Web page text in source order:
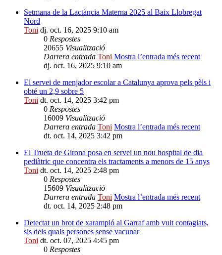
Setmana de la Lactància Materna 2025 al Baix Llobregat
Nord
Toni dj. oct. 16, 2025 9:10 am
0 Respostes
20655 Visualització
Darrera entrada Toni Mostra l’entrada més recent
dj. oct. 16, 2025 9:10 am
El servei de menjador escolar a Catalunya aprova pels pèls i
obté un 2,9 sobre 5
Toni dt. oct. 14, 2025 3:42 pm
0 Respostes
16009 Visualització
Darrera entrada Toni Mostra l’entrada més recent
dt. oct. 14, 2025 3:42 pm
El Trueta de Girona posa en servei un nou hospital de dia
pediàtric que concentra els tractaments a menors de 15 anys
Toni dt. oct. 14, 2025 2:48 pm
0 Respostes
15609 Visualització
Darrera entrada Toni Mostra l’entrada més recent
dt. oct. 14, 2025 2:48 pm
Detectat un brot de xarampió al Garraf amb vuit contagiats,
sis dels quals persones sense vacunar
Toni dt. oct. 07, 2025 4:45 pm
0 Respostes